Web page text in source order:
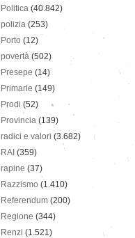
Politica (40.842)
polizia (253)
Porto (12)
povertà (502)
Presepe (14)
Primarie (149)
Prodi (52)
Provincia (139)
radici e valori (3.682)
RAI (359)
rapine (37)
Razzismo (1.410)
Referendum (200)
Regione (344)
Renzi (1.521)